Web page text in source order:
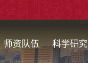
师资队伍 科学研究